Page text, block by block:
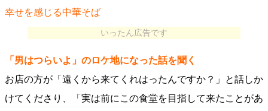
幸せを感じる中華そば
いったん広告です
「男はつらいよ」のロケ地になった話を聞く
お店の方が「遠くから来てくれはったんですか？」と話しか
けてくださり、「実は前にこの食堂を目指して来たことがあ